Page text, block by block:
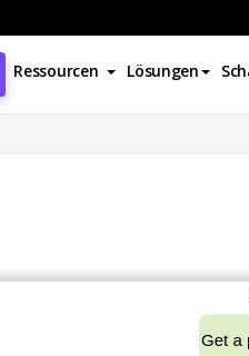
Ressourcen Lösungen